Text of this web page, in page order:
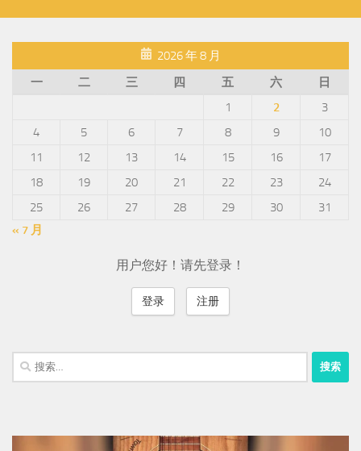
2026 年 8 月
一
二 三 四 五 六
日
1
2
3
4
5 6 7 8 9
10
11
12 13 14 15 16
17
18
19 20 21 22 23
24
25
26 27 28 29 30
31
« 7 月
用户您好！请先登录！
登录 注册
搜
索：